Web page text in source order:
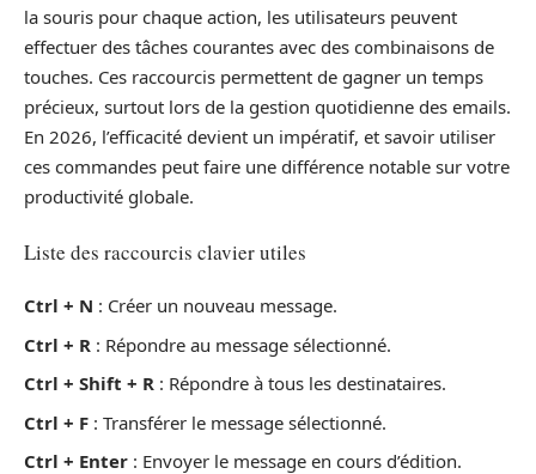
la souris pour chaque action, les utilisateurs peuvent
effectuer des tâches courantes avec des combinaisons de
touches. Ces raccourcis permettent de gagner un temps
précieux, surtout lors de la gestion quotidienne des emails.
En 2026, l’efficacité devient un impératif, et savoir utiliser
ces commandes peut faire une différence notable sur votre
productivité globale.
Liste des raccourcis clavier utiles
Ctrl + N : Créer un nouveau message.
Ctrl + R : Répondre au message sélectionné.
Ctrl + Shift + R : Répondre à tous les destinataires.
Ctrl + F : Transférer le message sélectionné.
Ctrl + Enter : Envoyer le message en cours d’édition.